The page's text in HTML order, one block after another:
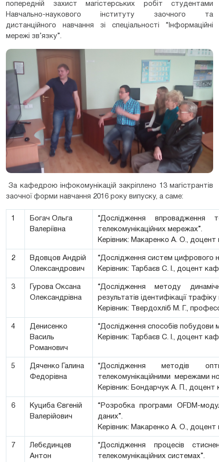
попередній захист магістерських робіт студентами
Навчально-наукового інституту заочного та
дистанційного навчання зі спеціальності “Інформаційні
мережі зв’язку”.
За кафедрою інфокомунікацій закріплено 13 магістрантів
заочної форми навчання 2016 року випуску, а саме:
1
Богач Ольга
Валеріївна
“Дослідження впровадження
телекомунікаційних мережах”.
Керівник: Макаренко А. О., доцент
2
Вдовцов Андрій
Олександрович
“Дослідження систем цифрового
Керівник: Тарбаєв С. І., доцент
3
Гурова Оксана
Олександрівна
“Дослідження методу
результатів ідентифікації
Керівник: Твердохліб М. Г.,
4
Денисенко
Василь
Романович
“Дослідження способів побудови
Керівник: Тарбаєв С. І., доцент
5
Дяченко Галина
Федорівна
“Дослідження методів
телекомунікаційними мережами
Керівник: Бондарчук А. П., доцент
6
Куциба Євгеній
Валерійович
“Розробка програми OFDM-
даних”.
Керівник: Макаренко А. О., доцент
7
Лебєдинцев
Антон
“Дослідження процесів
телекомунікаційних системах”.